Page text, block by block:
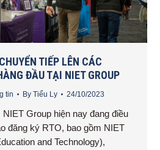
TIẾP LÊN CÁC
ĐẦU TẠI NIET GROUP
tin By Tiểu Ly 24/10/2023
Group hiện nay đang điều
đăng ký RTO, bao gồm NIET
and Technology),